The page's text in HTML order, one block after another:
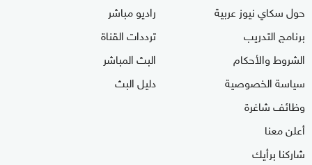
حول سكاي نيوز عربية
برنامج التدريب
الشروط والأحكام
سياسة الخصوصية
وظائف شاغرة
أعلن معنا
شاركنا برأيك
راديو مباشر
ترددات القناة
البث المباشر
دليل البث